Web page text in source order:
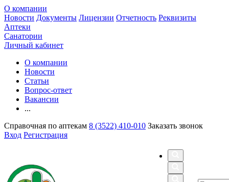
О компании
Новости Документы Лицензии Отчетность Реквизиты
Аптеки
Санатории
Личный кабинет
О компании
Новости
Статьи
Вопрос-ответ
Вакансии
...
Справочная по аптекам 8 (3522) 410-010 Заказать звонок
Вход Регистрация